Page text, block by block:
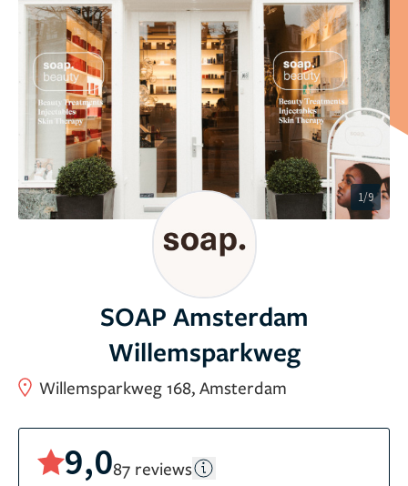
1/9
SOAP Amsterdam
Willemsparkweg
Willemsparkweg 168, Amsterdam
9,087 reviews